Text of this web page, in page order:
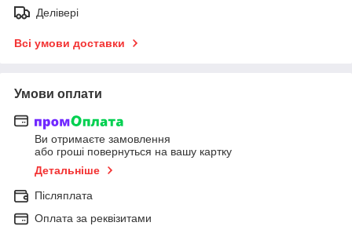
Делівері
Всі умови доставки
Умови оплати
Ви отримаєте замовлення
або гроші повернуться на вашу картку
Детальніше
Післяплата
Оплата за реквізитами